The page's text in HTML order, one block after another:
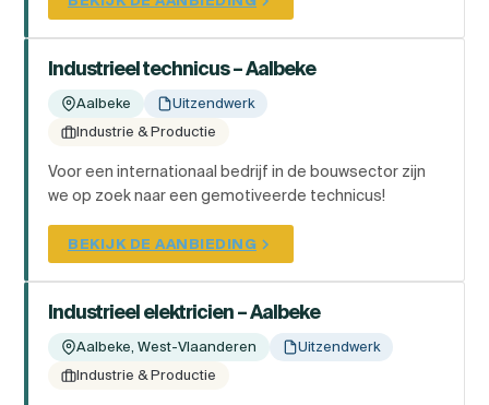
Industrieel technicus – Aalbeke
Aalbeke
Uitzendwerk
Industrie & Productie
Voor een internationaal bedrijf in de bouwsector zijn
we op zoek naar een gemotiveerde technicus!
BEKIJK DE AANBIEDING
Industrieel elektricien – Aalbeke
Aalbeke, West-Vlaanderen
Uitzendwerk
Industrie & Productie